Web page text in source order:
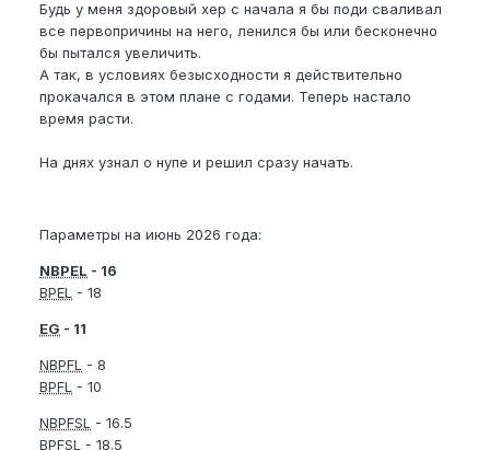
Будь у меня здоровый хер с начала я бы поди сваливал
все первопричины на него, ленился бы или бесконечно
бы пытался увеличить.
А так, в условиях безысходности я действительно
прокачался в этом плане с годами. Теперь настало
время расти.
На днях узнал о нупе и решил сразу начать.
Параметры на июнь 2026 года:
NBPEL - 16
BPEL
- 18
EG - 11
NBPFL
- 8
BPFL
- 10
NBPFSL
- 16.5
BPFSL
- 18.5